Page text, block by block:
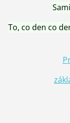
To, co den co